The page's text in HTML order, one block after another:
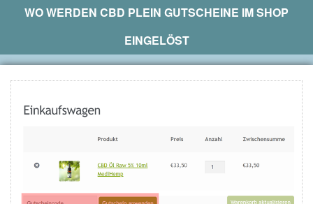
WO WERDEN CBD PLEIN GUTSCHEINE IM SHOP
EINGELÖST